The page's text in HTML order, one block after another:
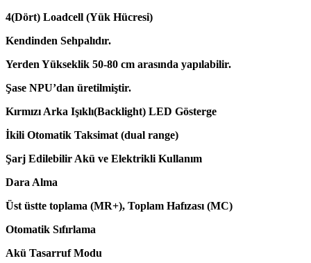
4(Dört) Loadcell (Yük Hücresi)
Kendinden Sehpalıdır.
Yerden Yükseklik 50-80 cm arasında yapılabilir.
Şase NPU’dan üretilmiştir.
Kırmızı Arka Işıklı(Backlight) LED Gösterge
İkili Otomatik Taksimat (dual range)
Şarj Edilebilir Akü ve Elektrikli Kullanım
Dara Alma
Üst üstte toplama (MR+), Toplam Hafızası (MC)
Otomatik Sıfırlama
Akü Tasarruf Modu